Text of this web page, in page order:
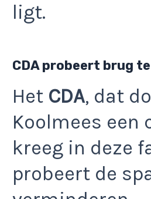
ligt.
CDA probeert brug
Het CDA, dat
Koolmees een
kreeg in deze
probeert de